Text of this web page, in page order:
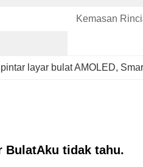
Kemasan
layar bulat AMOLED,
BulatAku tidak tahu.